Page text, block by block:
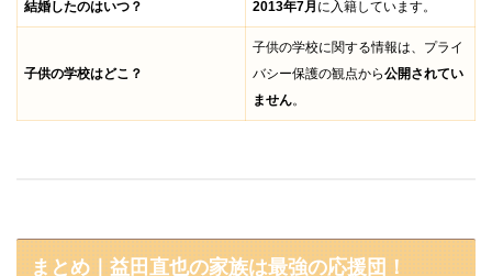
結婚したのはいつ？ 2013年7月 に入籍しています。
子供の学校はどこ？
子供の学校に関する情報は、プライ
バシー保護の観点から公開されてい
ません。
まとめ｜益田直也の家族は最強の応援団！